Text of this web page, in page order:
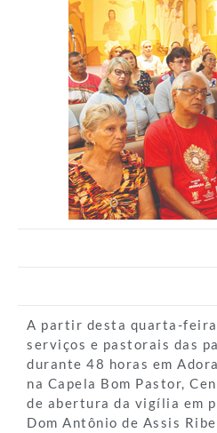
A partir desta quarta-
serviços e pastorais das
durante 48 horas em
na Capela Bom Pastor,
de abertura da vigília em
Dom Antônio de Assis